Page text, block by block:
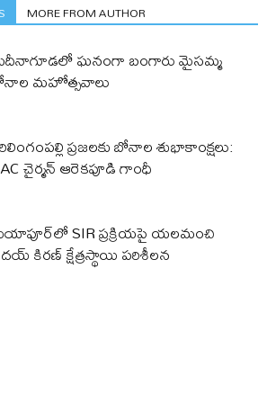
MORE FROM AUTHOR
ఘ‌నంగా బంగారు మైసమ్మ
మహోత్సవాలు
ప్రజలకు బోనాల శుభాకాంక్షలు:
చైర్మన్ ఆరెకపూడి గాంధీ
SIR ప్రక్రియపై యలమంచి
కిరణ్ క్షేత్రస్థాయి పరిశీలన